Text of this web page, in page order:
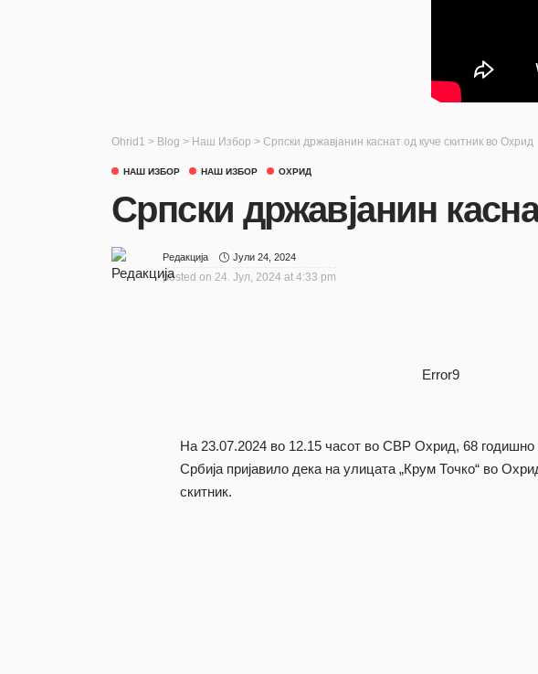
Ohrid1 > Blog > Наш Избор > Српски државјанин каснат од куче скитник во Охрид
НАШ ИЗБОР НАШ ИЗБОР ОХРИД
Српски државјанин
Редакција Јули 24, 2024
posted on 24. Јул, 2024 at 4:33 pm
Error9
На 23.07.2024 во 12.15 часот во СВР Охрид, 68
Србија пријавило дека на улицата „Крум Точко“ во
скитник.